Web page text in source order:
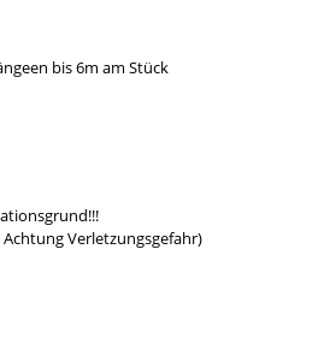
bis 6m am Stück
Verletzungsgefahr)